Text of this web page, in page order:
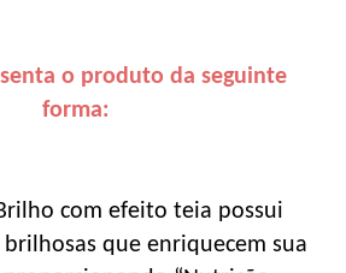
o produto da seguinte
forma:
com efeito teia possui
que enriquecem sua